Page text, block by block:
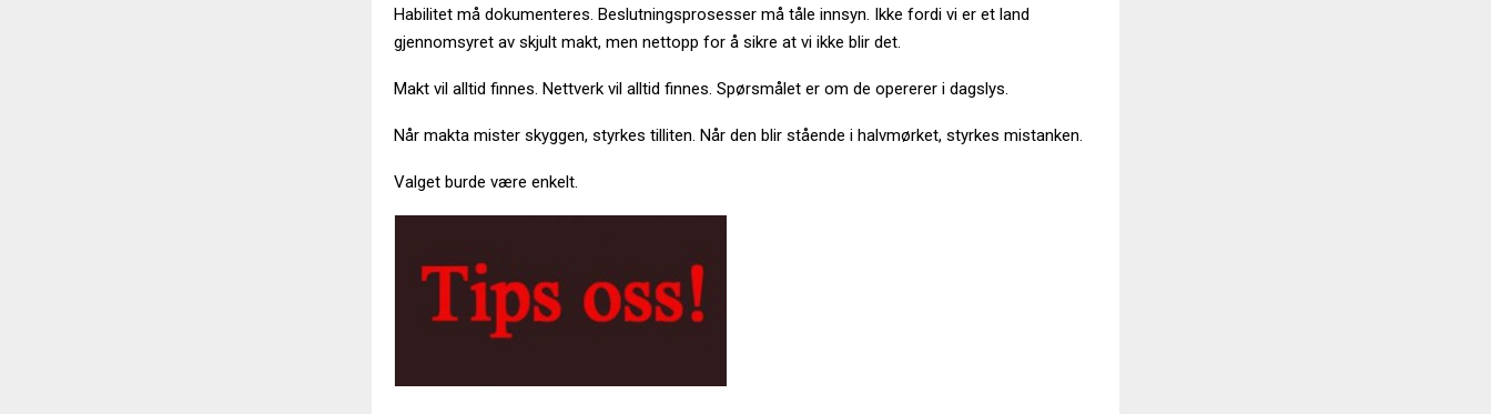
Habilitet må dokumenteres. Beslutningsprosesser må tåle innsyn. Ikke fordi vi er et land
gjennomsyret av skjult makt, men nettopp for å sikre at vi ikke blir det.
Makt vil alltid finnes. Nettverk vil alltid finnes. Spørsmålet er om de opererer i dagslys.
Når makta mister skyggen, styrkes tilliten. Når den blir stående i halvmørket, styrkes mistanken.
Valget burde være enkelt.